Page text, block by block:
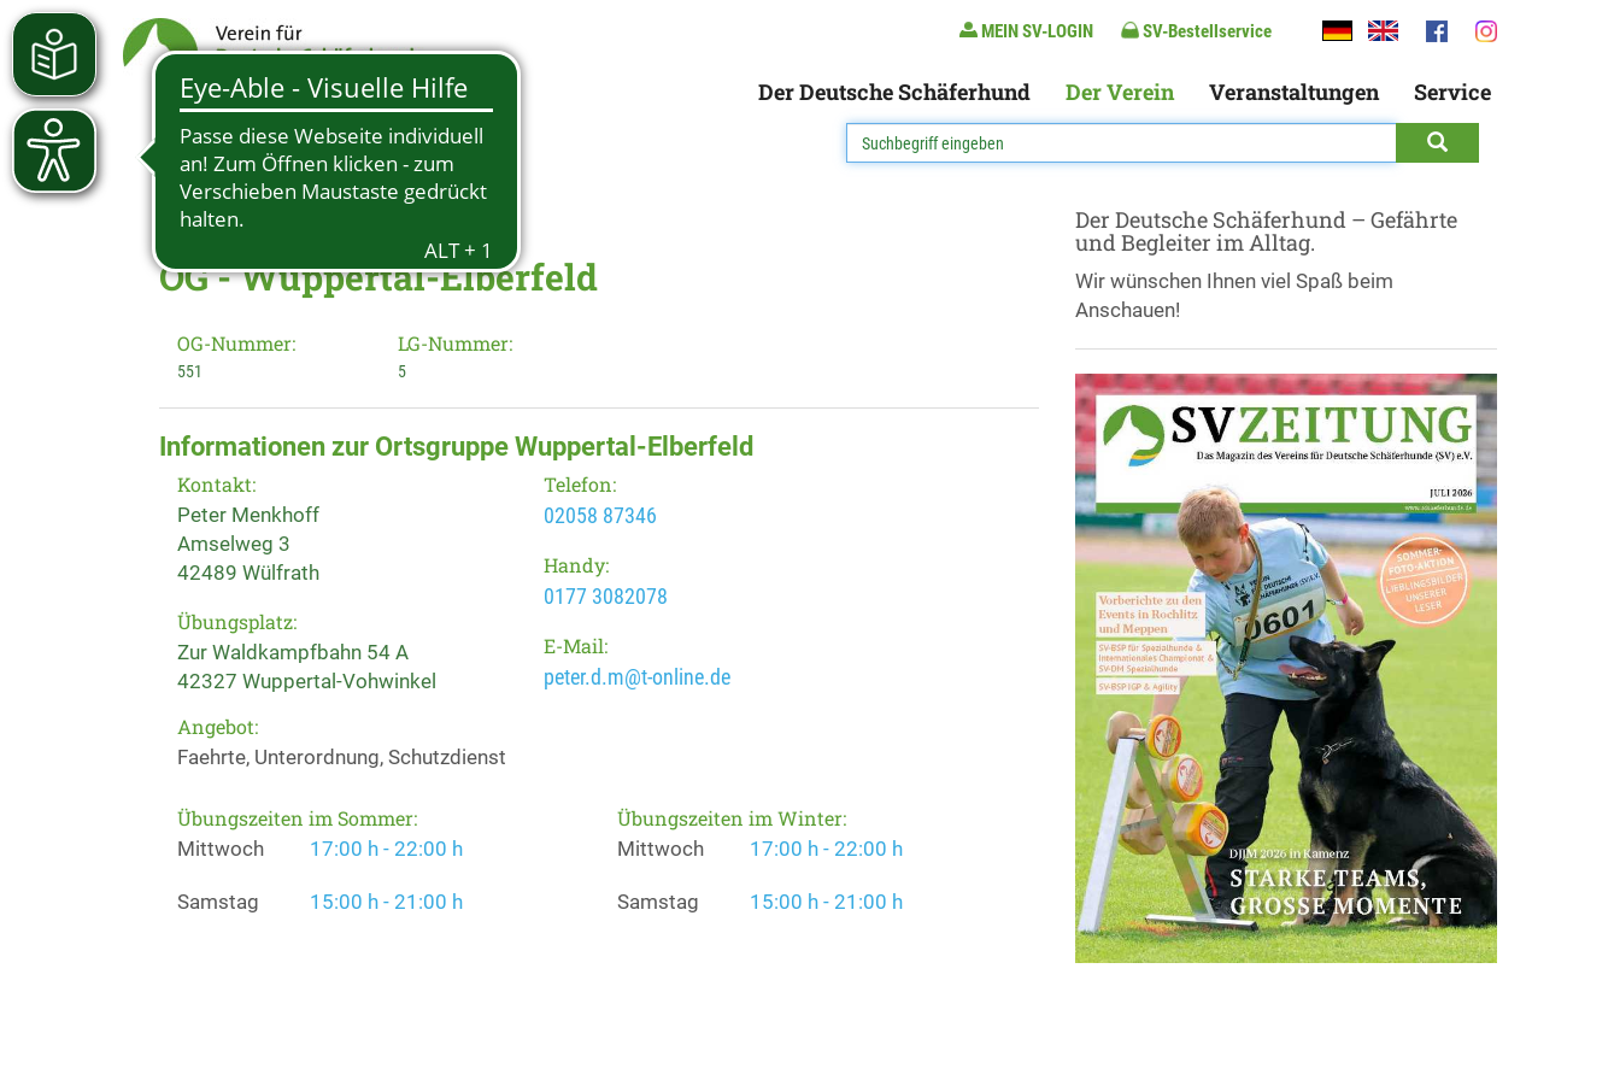
MEIN SV-LOGIN SV-Bestellservice
Der Deutsche Schäferhund Der Verein Veranstaltungen Service
OG - Wuppertal-Elberfeld
OG-Nummer:
551
LG-Nummer:
5
Informationen zur Ortsgruppe Wuppertal-Elberfeld
Kontakt:
Peter Menkhoff
Amselweg 3
42489 Wülfrath
Übungsplatz:
Zur Waldkampfbahn 54 A
42327 Wuppertal-Vohwinkel
Telefon:
02058 87346
Handy:
0177 3082078
E-Mail:
peter.d.m@t-online.de
Angebot:
Faehrte, Unterordnung, Schutzdienst
Übungszeiten im Sommer:
Mittwoch 17:00 h - 22:00 h
Samstag 15:00 h - 21:00 h
Übungszeiten im Winter:
Mittwoch 17:00 h - 22:00 h
Samstag 15:00 h - 21:00 h
Der Deutsche Schäferhund – Gefährte
und Begleiter im Alltag.
Wir wünschen Ihnen viel Spaß beim
Anschauen!